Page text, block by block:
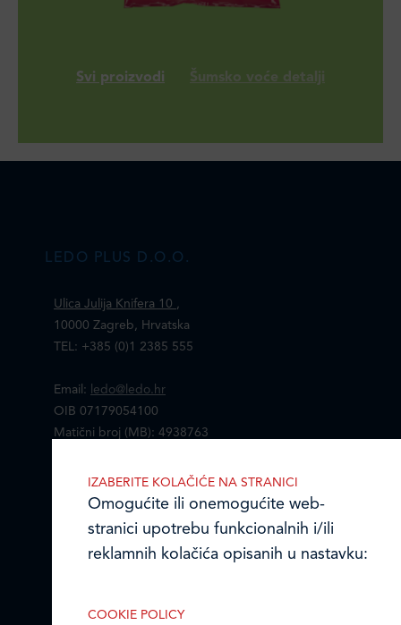
Svi proizvodi Šumsko voće detalji
LEDO PLUS D.O.O.
Ulica Julija Knifera 10 ,
10000 Zagreb, Hrvatska
TEL: +385 (0)1 2385 555
Email:
ledo@ledo.hr
OIB 07179054100
Matični broj (MB): 4938763
Ledo Hrvatska
Ledo u inozemstvu
COOKIE POLICY
IZABERITE KOLAČIĆE NA STRANICI
Omogućite ili onemogućite web-
stranici upotrebu funkcionalnih i/ili
reklamnih kolačića opisanih u nastavku: